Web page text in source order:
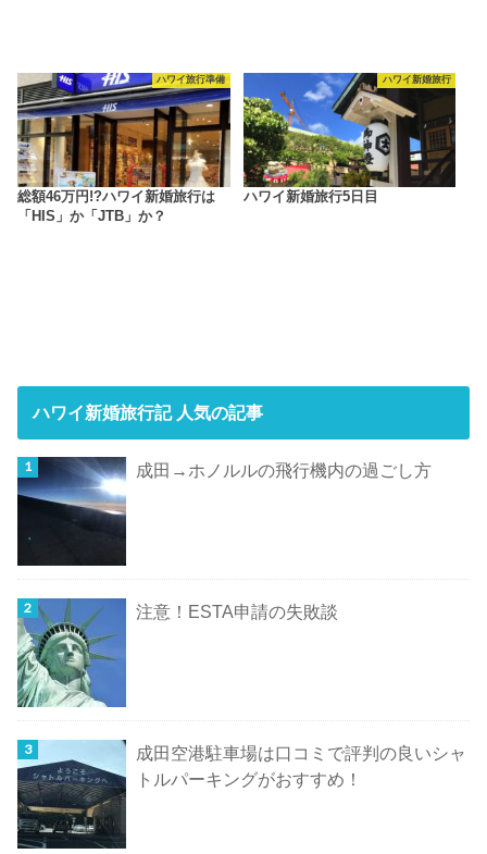
ハワイ旅行準備
総額46万円!?ハワイ新婚旅行は
「HIS」か「JTB」か？
ハワイ新婚旅行
ハワイ新婚旅行5日目
ハワイ新婚旅行記 人気の記事
成田→ホノルルの飛行機内の過ごし方
注意！ESTA申請の失敗談
成田空港駐車場は口コミで評判の良いシャ
トルパーキングがおすすめ！